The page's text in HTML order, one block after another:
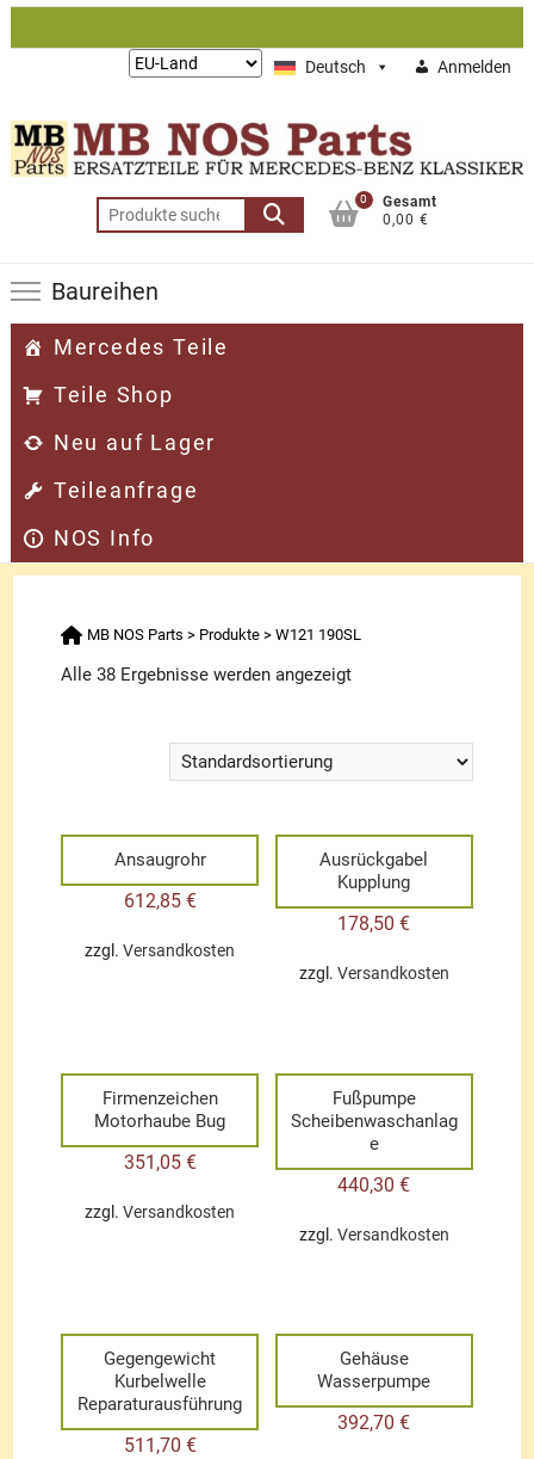
Zum
Deutsch Anmelden
Lieferung
Suchen
nach:
0
Gesamt
0,00 €
Baureihen
Mercedes Teile
Teile Shop
Neu auf Lager
Teileanfrage
NOS Info
MB NOS Parts > Produkte >W121 190SL
Alle 38 Ergebnisse werden angezeigt
Ansaugrohr
612,85 €
zzgl.Versandkosten
Ausrückgabel
Kupplung
178,50€
zzgl. Versandkosten
Firmenzeichen
Motorhaube Bug
351,05 €
zzgl.Versandkosten
Fußpumpe
Scheibenwaschanlag
e
440,30€
zzgl. Versandkosten
Gegengewicht
Kurbelwelle
Reparaturausführung
511,70 €
Gehäuse
Wasserpumpe
392,70€